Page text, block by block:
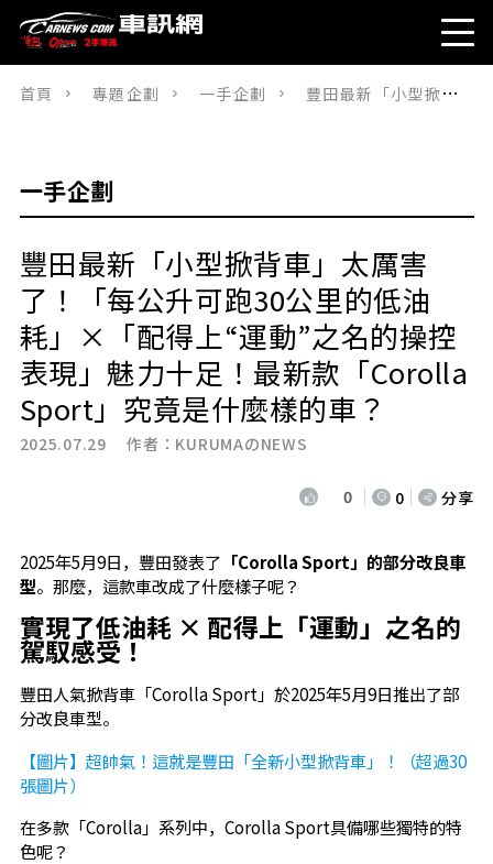
首頁 專題企劃 一手企劃 豐田最新「小型掀背車」太厲害了！「每公升可跑30公里的低油耗」×「配得上“運動”之名的操控表現」魅力十足！最新款「Corolla Sport」究竟是什麼樣的車？
一手企劃
豐田最新「小型掀背車」太厲害
了！「每公升可跑30公里的低油
耗」×「配得上“運動”之名的操控
表現」魅力十足！最新款「Corolla
Sport」究竟是什麼樣的車？
2025.07.29 作者： KURUMAのNEWS
0 0 分享
2025年5月9日，豐田發表了 「Corolla Sport」的部分改良車
型。那麼，這款車改成了什麼樣子呢？
實現了低油耗× 配得上「運動」之名的
駕馭感受！
豐田人氣掀背車「Corolla Sport」於2025年5月9日推出了部
分改良車型。
【圖片】超帥氣！這就是豐田「全新小型掀背車」！（超過30
張圖片）
在多款「Corolla」系列中，Corolla Sport具備哪些獨特的特
色呢？